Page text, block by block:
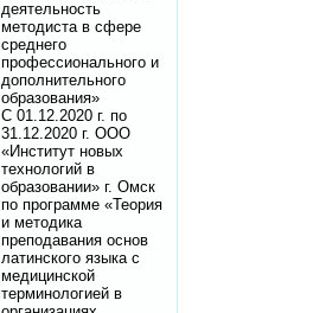
деятельность
методиста в сфере
среднего
профессионального и
дополнительного
образования»
С 01.12.2020 г. по
31.12.2020 г. ООО
«Институт новых
технологий в
образовании» г. Омск
по программе «Теория
и методика
преподавания основ
латинского языка с
медицинской
терминологией в